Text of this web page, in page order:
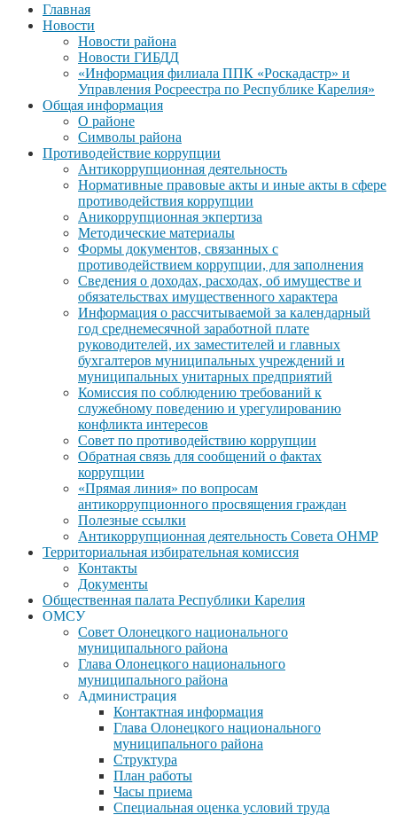
Главная
Новости
Новости района
Новости ГИБДД
«Информация филиала ППК «Роскадастр» и
Управления Росреестра по Республике Карелия»
Общая информация
О районе
Символы района
Противодействие коррупции
Антикоррупционная деятельность
Нормативные правовые акты и иные акты в сфере
противодействия коррупции
Аникоррупционная экпертиза
Методические материалы
Формы документов, связанных с
противодействием коррупции, для заполнения
Сведения о доходах, расходах, об имуществе и
обязательствах имущественного характера
Информация о рассчитываемой за календарный
год среднемесячной заработной плате
руководителей, их заместителей и главных
бухгалтеров муниципальных учреждений и
муниципальных унитарных предприятий
Комиссия по соблюдению требований к
служебному поведению и урегулированию
конфликта интересов
Совет по противодействию коррупции
Обратная связь для сообщений о фактах
коррупции
«Прямая линия» по вопросам
антикоррупционного просвящения граждан
Полезные ссылки
Антикоррупционная деятельность Совета ОНМР
Территориальная избирательная комиссия
Контакты
Документы
Общественная палата Республики Карелия
ОМСУ
Совет Олонецкого национального
муниципального района
Глава Олонецкого национального
муниципального района
Администрация
Контактная информация
Глава Олонецкого национального
муниципального района
Структура
План работы
Часы приема
Специальная оценка условий труда